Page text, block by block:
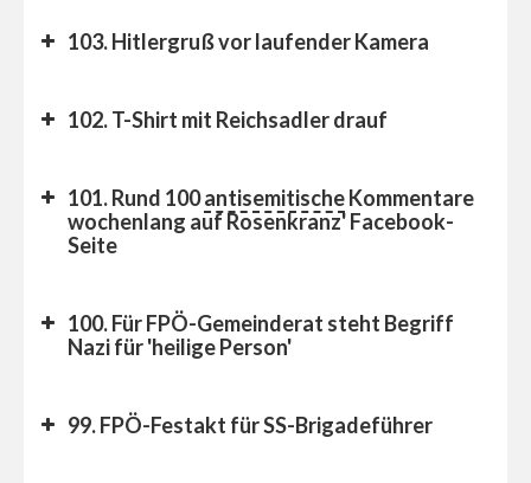
103. Hitlergruß vor laufender Kamera
102. T-Shirt mit Reichsadler drauf
101. Rund 100antisemitischeKommentare
wochenlang auf Rosenkranz' Facebook-
Seite
100. Für FPÖ-Gemeinderat steht Begriff
Nazi für 'heilige Person'
99. FPÖ-Festakt für SS-Brigadeführer